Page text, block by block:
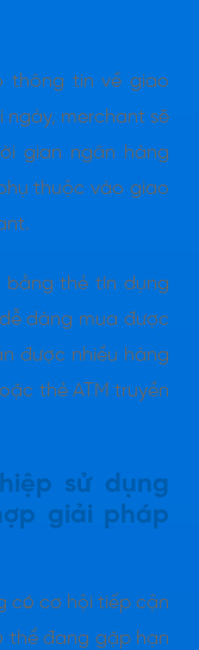
thông tin về giao
merchant sẽ
gian ngân hàng
thuộc vào giao
thẻ tín dụng
dàng mua được
được nhiều hàng
thẻ ATM truyền
sử dụng
giải pháp
có cơ hội tiếp cận
thể đang gặp hạn